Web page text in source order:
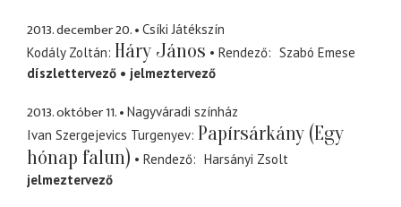
2013. december 20.
Csíki Játékszín
Kodály Zoltán Háry János Rendező
Szabó Emese
díszlettervező
jelmeztervező
2013. október 11.
Nagyváradi színház
Ivan Szergejevics Turgenyev Papírsárkány (Egy
hónap falun)
Rendező
Harsányi Zsolt
jelmeztervező